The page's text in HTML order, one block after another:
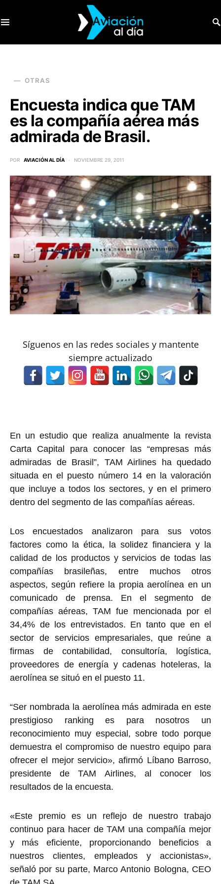
OTRAS
Encuesta indica que TAM
es la compañía aérea más
admirada de Brasil.
POR AVIACIÓN AL DÍA NOVIEMBRE 29, 2011
Síguenos en las redes sociales y mantente
siempre actualizado
En un estudio que realiza anualmente la revista
Carta Capital para conocer las “empresas más
admiradas de Brasil”, TAM Airlines ha quedado
situada en el puesto número 14 en la valoración
que incluye a todos los sectores, y en el primero
dentro del segmento de las compañías aéreas.
Los encuestados analizaron para sus votos
factores como la ética, la solidez financiera y la
calidad de los productos y servicios de todas las
compañías brasileñas, entre muchos otros
aspectos, según refiere la propia aerolínea en un
comunicado de prensa. En el segmento de
compañías aéreas, TAM fue mencionada por el
34,4% de los entrevistados. En tanto que en el
sector de servicios empresariales, que reúne a
firmas de contabilidad, consultoría, logística,
proveedores de energía y cadenas hoteleras, la
aerolínea se situó en el puesto 11.
“Ser nombrada la aerolínea más admirada en este
prestigioso ranking es para nosotros un
reconocimiento muy especial, sobre todo porque
demuestra el compromiso de nuestro equipo para
ofrecer el mejor servicio», afirmó Líbano Barroso,
presidente de TAM Airlines, al conocer los
resultados de la encuesta.
«Este premio es un reflejo de nuestro trabajo
continuo para hacer de TAM una compañía mejor
y más eficiente, proporcionando beneficios a
nuestros clientes, empleados y accionistas»,
señaló por su parte, Marco Antonio Bologna, CEO